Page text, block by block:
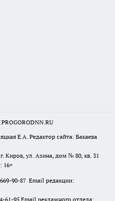
Е.А. Редактор сайта: Бакаева
Киров, ул. Азина, дом № 80, кв. 31
16+
90-87 Email редакции:
61-95 Email рекламного отдела: